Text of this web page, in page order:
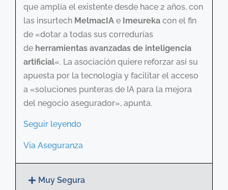
que amplía el existente desde hace 2 años, con
las insurtech MelmacIA e Imeureka con el fin
de «dotar a todas sus corredurías
de herramientas avanzadas de inteligencia
artificial«. La asociación quiere reforzar así su
apuesta por la tecnología y facilitar el acceso
a «soluciones punteras de IA para la mejora
del negocio asegurador», apunta.
Seguir leyendo
Via Aseguranza
Muy Segura